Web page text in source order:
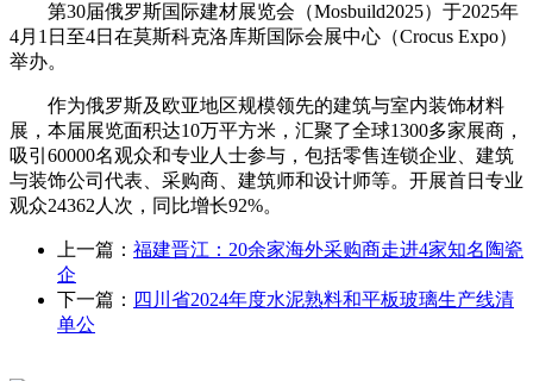
第30届俄罗斯国际建材展览会（Mosbuild2025）于2025年
4月1日至4日在莫斯科克洛库斯国际会展中心（Crocus Expo）
举办。
作为俄罗斯及欧亚地区规模领先的建筑与室内装饰材料
展，本届展览面积达10万平方米，汇聚了全球1300多家展商，
吸引60000名观众和专业人士参与，包括零售连锁企业、建筑
与装饰公司代表、采购商、建筑师和设计师等。开展首日专业
观众24362人次，同比增长92%。
上一篇： 福建晋江：20余家海外采购商走进4家知名陶瓷
企
下一篇： 四川省2024年度水泥熟料和平板玻璃生产线清
单公